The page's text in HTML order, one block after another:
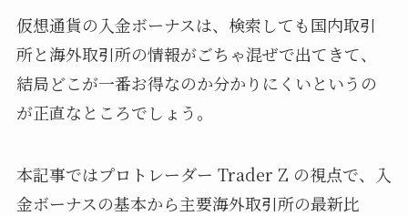
仮想通貨の入金ボーナスは、検索しても国内取引
所と海外取引所の情報がごちゃ混ぜで出てきて、
結局どこが一番お得なのか分かりにくいというの
が正直なところでしょう。
本記事ではプロトレーダー Trader Z の視点で、入
金ボーナスの基本から主要海外取引所の最新比